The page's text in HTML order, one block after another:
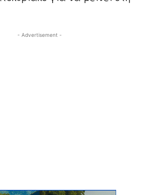
- Advertisement -